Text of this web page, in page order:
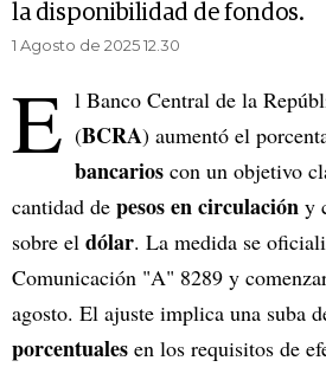
la disponibilidad de fondos.
1 Agosto de 2025 12.30
E l Banco Central de la
(BCRA) aumentó el
bancarios con un objetivo
cantidad de pesos en circulación y
sobre el dólar. La medida se
Comunicación "A" 8289 y
agosto. El ajuste implica una suba
porcentuales en los requisitos de